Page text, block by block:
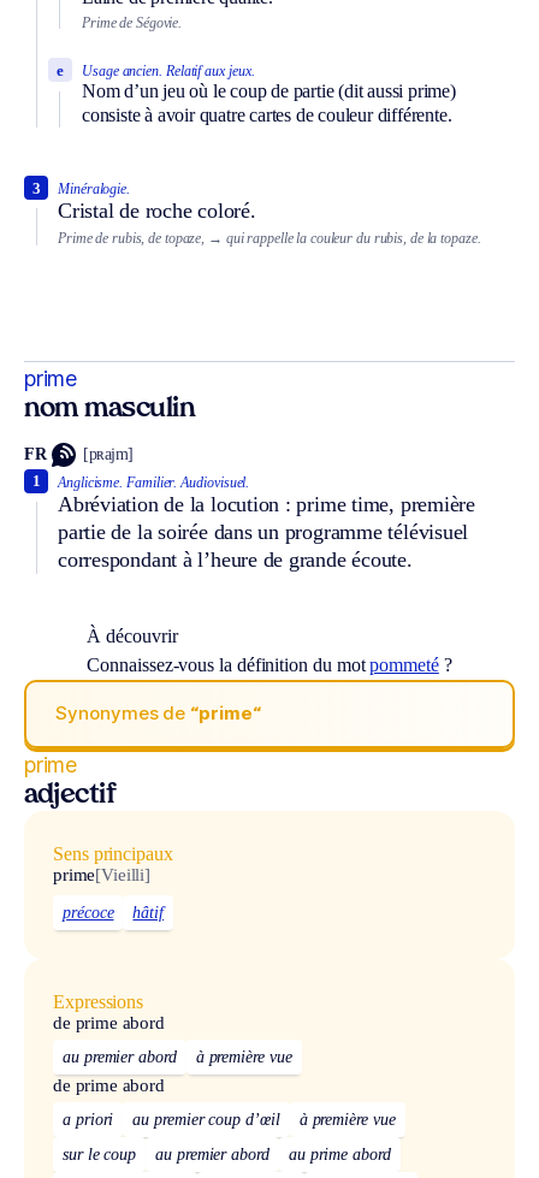
Prime de Ségovie.
Usage ancien. Relatif aux jeux.
Nom d’un jeu où le coup de partie (dit aussi prime)
consiste à avoir quatre cartes de couleur différente.
e
Minéralogie.
Cristal de roche coloré.
3
Prime de rubis, de topaze, → qui rappelle la couleur du rubis, de la topaze.
prime
nom masculin
FR [pʀajm]
Anglicisme. Familier. Audiovisuel.
Abréviation de la locution : prime time, première
partie de la soirée dans un programme télévisuel
correspondant à l’heure de grande écoute.
1
À découvrir
Connaissez-vous la définition du motpommeté?
Synonymes de “prime“
prime
adjectif
Sens principaux
prime[Vieilli]
précoce hâtif
Expressions
de prime abord
au premier abord à première vue
de prime abord
a priori au premier coup d’œil
à première vue
sur le coup
au premier abord
au prime abord